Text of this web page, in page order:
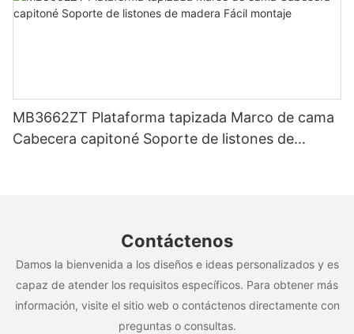
MB3662ZT Plataforma tapizada Marco de cama
Cabecera capitoné Soporte de listones de
Contáctenos
Damos la bienvenida a los diseños e ideas personalizados y es
capaz de atender los requisitos específicos. Para obtener más
información, visite el sitio web o contáctenos directamente con
preguntas o consultas.